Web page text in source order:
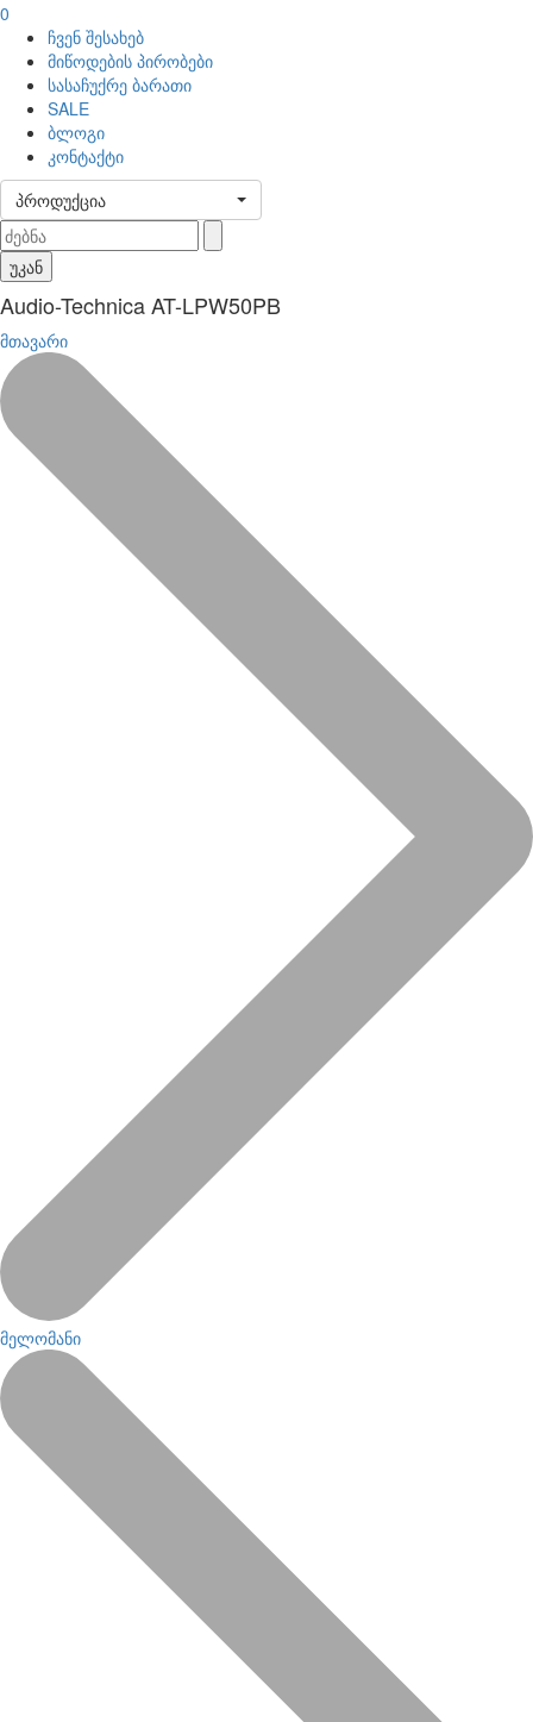
0
ჩვენ შესახებ
მიწოდების პირობები
სასაჩუქრე ბარათი
SALE
ბლოგი
კონტაქტი
პროდუქცია
უკან
Audio-Technica AT-LPW50PB
მთავარი
მელომანი